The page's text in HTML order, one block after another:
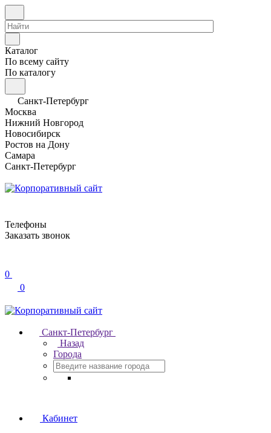
Каталог
По всему сайту
По каталогу
Санкт-Петербург
Москва
Нижний Новгород
Новосибирск
Ростов на Дону
Самара
Санкт-Петербург
Телефоны
Заказать звонок
0
0
Санкт-Петербург
Назад
Города
Кабинет